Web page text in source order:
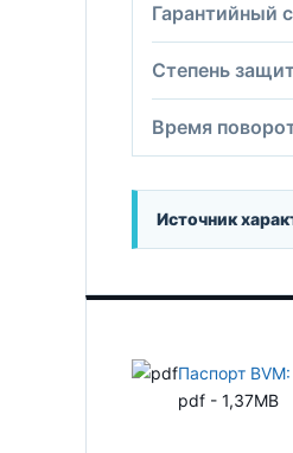
Гарантийный
Степень
Время
Источник
Паспорт
pdf - 1,37MB